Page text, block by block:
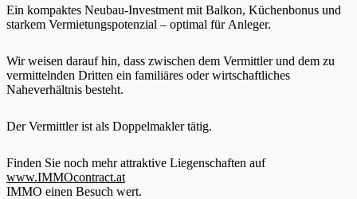
Ein kompaktes Neubau-Investment mit Balkon, Küchenbonus und
starkem Vermietungspotenzial – optimal für Anleger.
Wir weisen darauf hin, dass zwischen dem Vermittler und dem zu
vermittelnden Dritten ein familiäres oder wirtschaftliches
Naheverhältnis besteht.
Der Vermittler ist als Doppelmakler tätig.
Finden Sie noch mehr attraktive Liegenschaften auf
www.IMMOcontract.at
IMMO einen Besuch wert.